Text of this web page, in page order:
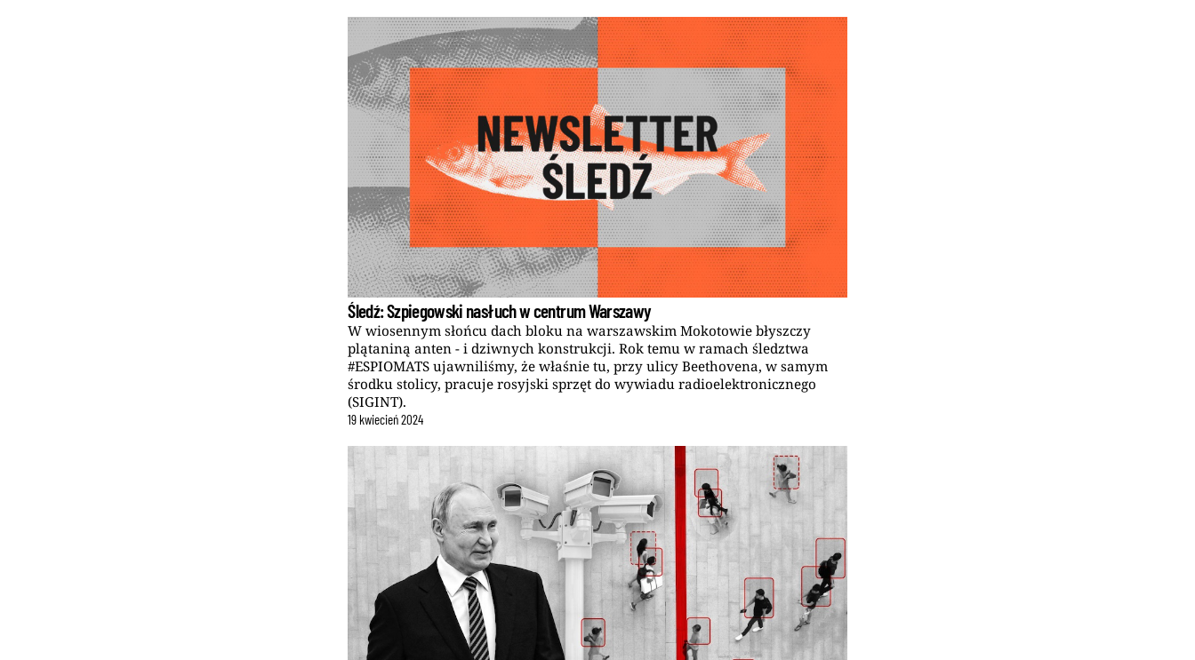
Śledź: Szpiegowski nasłuch w centrum Warszawy
W wiosennym słońcu dach bloku na warszawskim Mokotowie błyszczy
plątaniną anten - i dziwnych konstrukcji. Rok temu w ramach śledztwa
#ESPIOMATS ujawniliśmy, że właśnie tu, przy ulicy Beethovena, w samym
środku stolicy, pracuje rosyjski sprzęt do wywiadu radioelektronicznego
(SIGINT).
19 kwiecień2024